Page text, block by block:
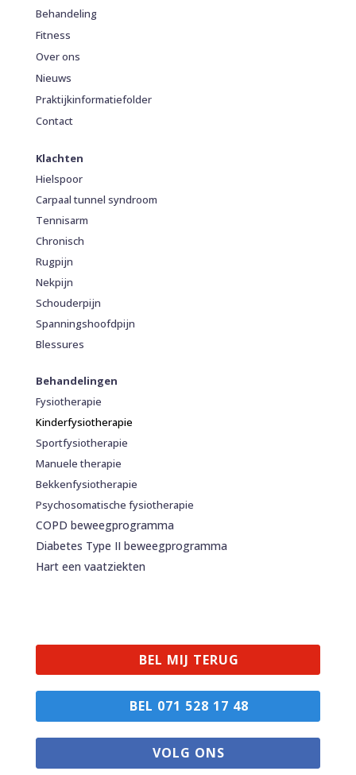
Behandeling
Fitness
Over ons
Nieuws
Praktijkinformatiefolder
Contact
Klachten
Hielspoor
Carpaal tunnel syndroom
Tennisarm
Chronisch
Rugpijn
Nekpijn
Schouderpijn
Spanningshoofdpijn
Blessures
Behandelingen
Fysiotherapie
Kinderfysiotherapie
Sportfysiotherapie
Manuele therapie
Bekkenfysiotherapie
Psychosomatische fysiotherapie
COPD beweegprogramma
Diabetes Type II beweegprogramma
Hart een vaatziekten
BEL MIJ TERUG
BEL 071 528 17 48
VOLG ONS